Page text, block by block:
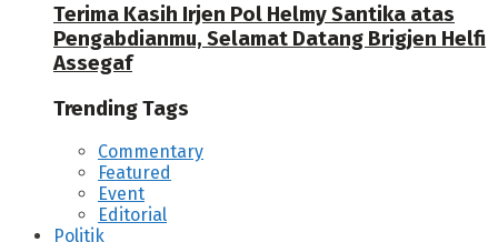
Terima Kasih Irjen Pol Helmy Santika atas
Pengabdianmu, Selamat Datang Brigjen Helfi
Assegaf
Trending Tags
Commentary
Featured
Event
Editorial
Politik